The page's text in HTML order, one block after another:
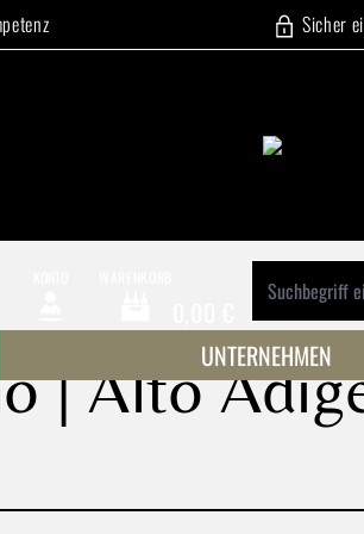
Sicher
Warenkorb enthält 0 Positionen.
UNTERNEHMEN
| Alto